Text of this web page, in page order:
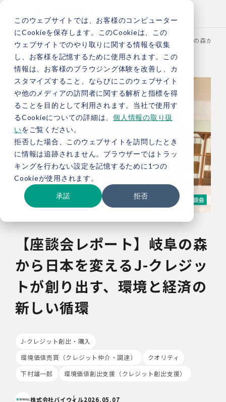
このウェブサイトでは、お客様のコンピューター
にCookieを保存します。このCookieは、この
ウェブサイトでのやり取りに関する情報を収集
し、お客様を記憶するために使用されます。この
情報は、お客様のブラウジング体験を改善し、カ
スタマイズすること、ならびにこのウェブサイト
や他のメディアの訪問者に関する解析と指標を得
ることを目的として利用されます。当社で使用す
るCookieについての詳細は、 個人情報の取り扱
いをご覧ください。
拒否した場合、このウェブサイトを訪問したとき
に情報は追跡されません。ブラウザーではトラッ
キングを行わない設定を記憶するために1つの
Cookieが使用されます。
承諾 拒否
TOP お役立ち情報 ブログ 【座談会レポート】岐阜の森から
【座談会レポート】岐阜の森
から日本を変える――J-クレジッ
トが創り出す、環境と経済の
新しい循環
J-クレジット創出・購入
環境価値売買（クレジット仲介・調達）
クオリティ
下村雄一郎
環境価値創出支援（クレジット創出支援）
株式会社バイウィル2026.05.07